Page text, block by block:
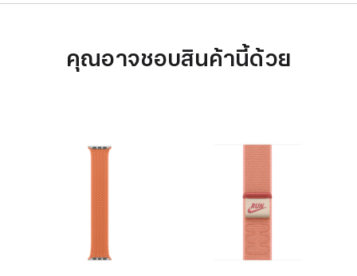
คุณอาจชอบสินค้านี้ด้วย